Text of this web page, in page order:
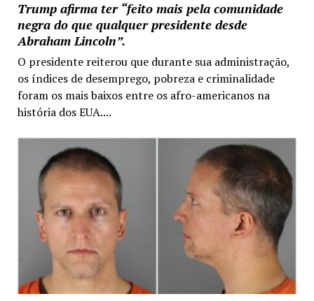
Trump afirma ter “feito mais pela comunidade
negra do que qualquer presidente desde
Abraham Lincoln”.
O presidente reiterou que durante sua administração,
os índices de desemprego, pobreza e criminalidade
foram os mais baixos entre os afro-americanos na
história dos EUA....